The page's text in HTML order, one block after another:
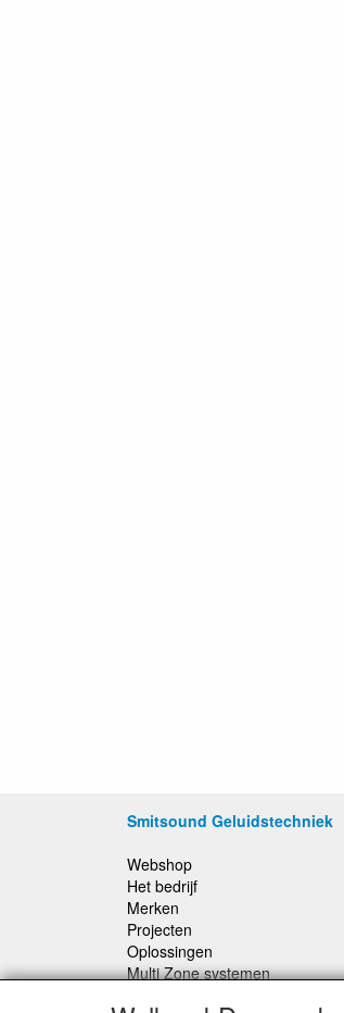
Smitsound Geluidstechniek
Webshop
Het bedrijf
Merken
Projecten
Oplossingen
Multi Zone systemen